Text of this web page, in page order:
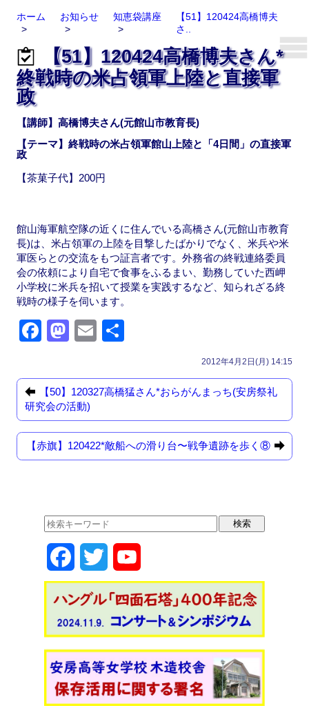
ホーム お知らせ 知恵袋講座
【51】120424高橋博夫
さ..
【51】120424高橋博夫さん*
終戦時の米占領軍上陸と直接軍
政
【講師】高橋博夫さん(元館山市教育長)
【テーマ】終戦時の米占領軍館山上陸と「4日間」の直接軍
政
【茶菓子代】200円
館山海軍航空隊の近くに住んでいる高橋さん(元館山市教育
長)は、米占領軍の上陸を目撃したばかりでなく、米兵や米
軍医らとの交流をもつ証言者です。外務省の終戦連絡委員
会の依頼により自宅で食事をふるまい、勤務していた西岬
小学校に米兵を招いて授業を実践するなど、知られざる終
戦時の様子を伺います。
F
c
e
b
o
o
M
st
o
d
o
n
E
ail
2012年4月2日(月) 14:15
【50】120327高橋猛さん*おらがんまっち(安房祭礼
研究会の活動)
【赤旗】120422*敵船への滑り台〜戦争遺跡を歩く⑧
a
e
b
o
w
t
t
e
o
u
T
u
b